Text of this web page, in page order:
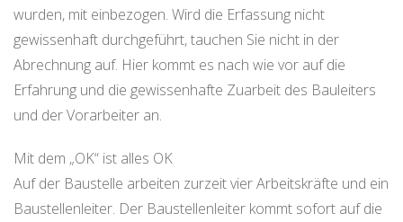
wurden, mit einbezogen. Wird die Erfassung nicht
gewissenhaft durchgeführt, tauchen Sie nicht in der
Abrechnung auf. Hier kommt es nach wie vor auf die
Erfahrung und die gewissenhafte Zuarbeit des Bauleiters
und der Vorarbeiter an.
Mit dem „OK“ ist alles OK
Auf der Baustelle arbeiten zurzeit vier Arbeitskräfte und ein
Baustellenleiter. Der Baustellenleiter kommt sofort auf die